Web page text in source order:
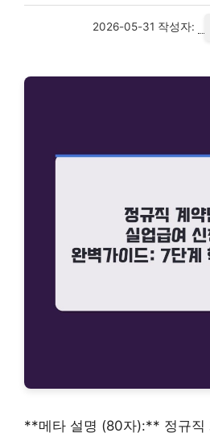
2026-05-31 작성자:
**메타 설명 (80자):** 정규직